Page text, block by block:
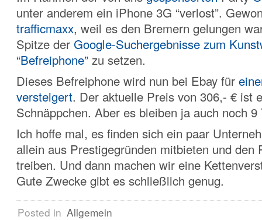
unter anderem ein iPhone 3G “verlost”.
trafficmaxx, weil es den Bremern gelungen
Spitze der Google-Suchergebnisse zum
“Befreiphone” zu setzen.
Dieses Befreiphone wird nun bei Ebay für
versteigert. Der aktuelle Preis von 306,- € ist
Schnäppchen. Aber es bleiben ja auch noch 9
Ich hoffe mal, es finden sich ein paar
allein aus Prestigegründen mitbieten und den
treiben. Und dann machen wir eine
Gute Zwecke gibt es schließlich genug.
Posted in Allgemein